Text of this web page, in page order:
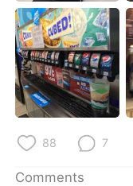
88 7
Comments